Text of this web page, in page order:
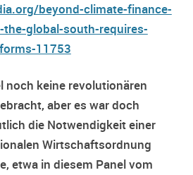
beyond-climate-finance-
global-south-requires-
11753
noch keine revolutionären
aber es war doch
die Notwendigkeit einer
Wirtschaftsordnung
etwa in diesem Panel vom